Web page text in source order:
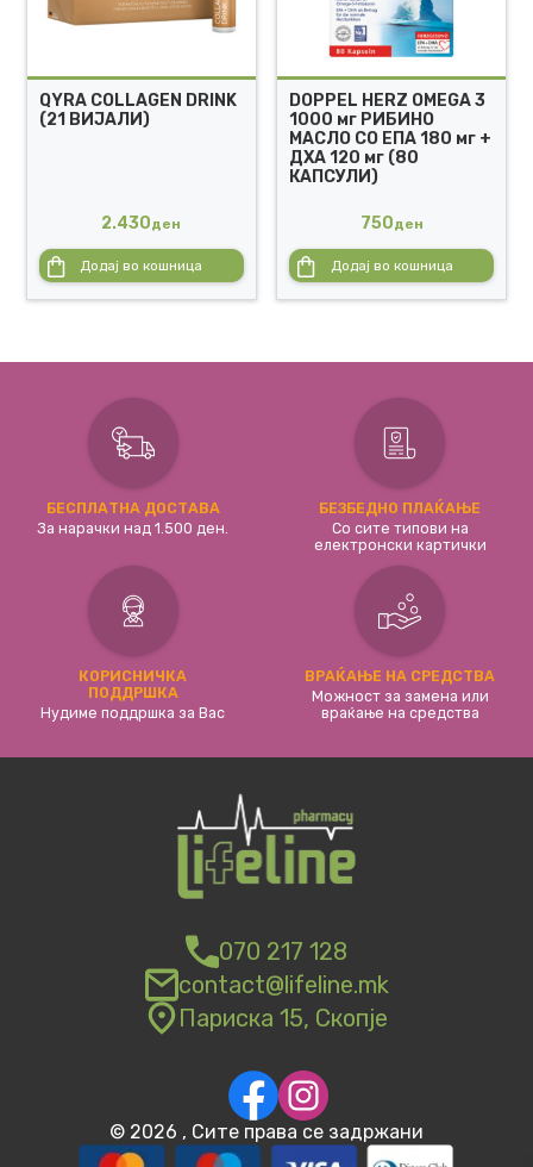
QYRA COLLAGEN DRINK
(21 ВИЈАЛИ)
2.430ден
Додај во кошница
DOPPEL HERZ OMEGA 3
1000 мг РИБИНО
МАСЛО СО ЕПА 180 мг +
ДХА 120 мг (80
КАПСУЛИ)
750ден
Додај во кошница
БЕСПЛАТНА ДОСТАВА
За нарачки над 1.500 ден.
БЕЗБЕДНО ПЛАЌАЊЕ
Со сите типови на
електронски картички
КОРИСНИЧКА
ПОДДРШКА
Нудиме поддршка за Вас
ВРАЌАЊЕ НА СРЕДСТВА
Можност за замена или
враќање на средства
070 217 128
contact@lifeline.mk
Париска 15, Скопје
© 2026 , Сите права се задржани